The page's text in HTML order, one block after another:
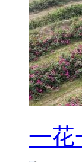
一花